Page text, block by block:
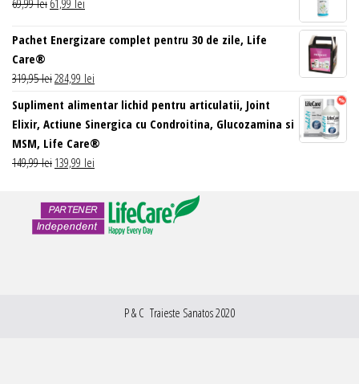
69,99lei
a
69,99 lei.
61,99 lei
este:
Pachet Energizare complet pentru 30 de zile, Life
Care®
319,95leiPrețul
inițial
fost:
319,95 lei.
284,99 lei
284,99 lei.
Supliment alimentar lichid pentru articulatii, Joint
Elixir, Actiune Sinergica cu Condroitina, Glucozamina si
MSM, Life Care®
149,99lei Prețul
a
fost:
149,99 lei.
139,99 lei
este:
139,99 lei.
P & C Traieste Sanatos 2020